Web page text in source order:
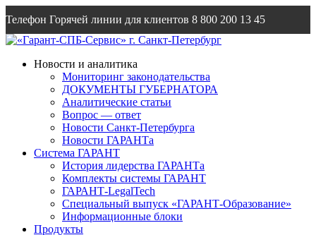
Телефон Горячей линии для клиентов 8 800 200 13 45
Emailinfo@garantsp.ru
Новости и аналитика
Мониторинг законодательства
ДОКУМЕНТЫ ГУБЕРНАТОРА
Аналитические статьи
Вопрос — ответ
Новости Санкт-Петербурга
Новости ГАРАНТа
Система ГАРАНТ
История лидерства ГАРАНТа
Комплекты системы ГАРАНТ
ГАРАНТ-LegalTech
Специальный выпуск «ГАРАНТ-Образование»
Информационные блоки
Продукты